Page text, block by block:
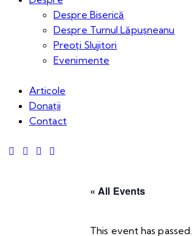
Despre Biserică
Despre Turnul Lăpușneanu
Preoți Slujitori
Evenimente
Articole
Donații
Contact
« All Events
This event has passed.